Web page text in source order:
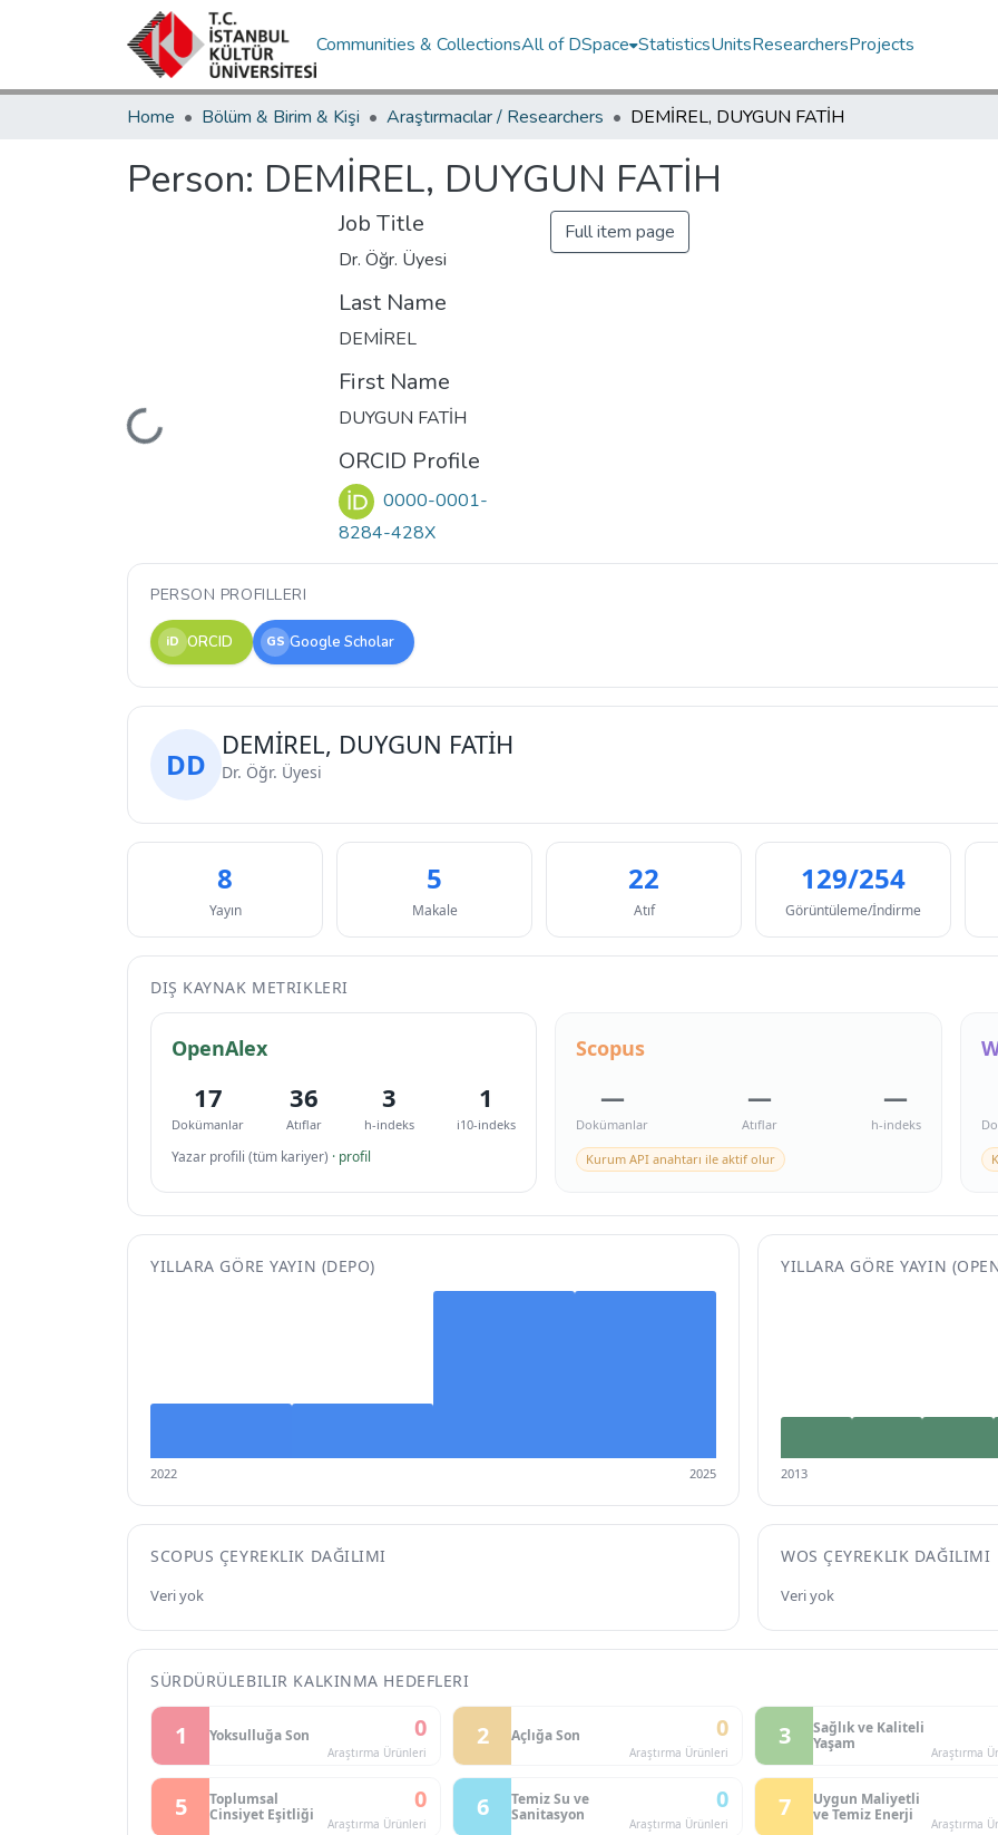
Communities & CollectionsAll of DSpace StatisticsUnitsResearchersProjects
Home Bölüm & Birim & Kişi Araştırmacılar / Researchers DEMİREL, DUYGUN FATİH
Person: DEMİREL, DUYGUN FATİH
Loading...
Job Title
Dr. Öğr. Üyesi
Last Name
DEMİREL
First Name
DUYGUN FATİH
ORCID Profile
0000-0001-
8284-428X
Full item page
PERSON PROFILLERI
iD ORCID GS Google Scholar
DD
DEMİREL, DUYGUN FATİH
Dr. Öğr. Üyesi
8
Yayın
5
Makale
22
Atıf
129/254
Görüntüleme/İndirme
DIŞ KAYNAK METRIKLERI
OpenAlex
17
Dokümanlar
36
Atıflar
3
h-indeks
1
i10-indeks
Yazar profili (tüm kariyer) · profil
Scopus
—
Dokümanlar
—
Atıflar
—
h-indeks
Kurum API anahtarı ile aktif olur
YILLARA GÖRE YAYIN (DEPO)
2022 2025
YILLARA GÖRE YAYIN
2013
SCOPUS ÇEYREKLIK DAĞILIMI
Veri yok
WOS ÇEYREKLIK DAĞILIMI
Veri yok
SÜRDÜRÜLEBILIR KALKINMA HEDEFLERI
1 Yoksulluğa Son 0
Araştırma Ürünleri
2 Açlığa Son 0
Araştırma Ürünleri
3
Sağlık ve Kaliteli
Yaşam
Araştırma
5
Toplumsal
Cinsiyet Eşitliği
0
Araştırma Ürünleri
6
Temiz Su ve
Sanitasyon
0
Araştırma Ürünleri
7
Uygun Maliyetli
ve Temiz Enerji
Araştırma